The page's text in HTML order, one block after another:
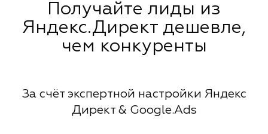
Получайте лиды из
Яндекс.Директ дешевле,
чем конкуренты
За счёт экспертной настройки Яндекс
Директ & Google.Ads